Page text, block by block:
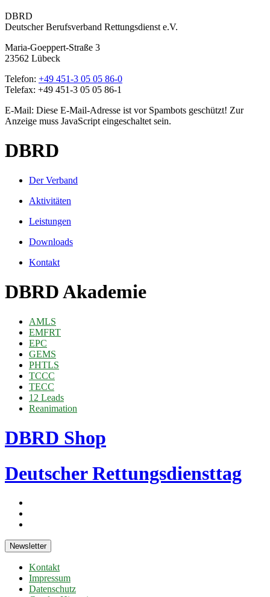
DBRD
Deutscher Berufsverband Rettungsdienst e.V.
Maria-Goeppert-Straße 3
23562 Lübeck
Telefon: +49 451-3 05 05 86-0
Telefax: +49 451-3 05 05 86-1
E-Mail: Diese E-Mail-Adresse ist vor Spambots geschützt! Zur
Anzeige muss JavaScript eingeschaltet sein.
DBRD
Der Verband
Aktivitäten
Leistungen
Downloads
Kontakt
DBRD Akademie
AMLS
EMFRT
EPC
GEMS
PHTLS
TCCC
TECC
12 Leads
Reanimation
DBRD Shop
Deutscher Rettungsdiensttag
Newsletter
Kontakt
Impressum
Datenschutz